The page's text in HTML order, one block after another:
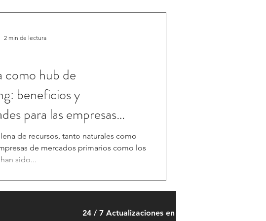
como hub de
beneficios y
para las empresas
de recursos, tanto naturales como
de mercados primarios como los
sido...
2 min de lectura
24 / 7 Actualizaciones en